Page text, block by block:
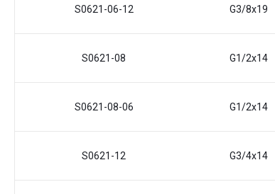
S0621-06-12 G3/8x19
S0621-08 G1/2x14
S0621-08-06 G1/2x14
S0621-12 G3/4x14